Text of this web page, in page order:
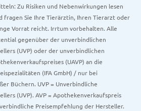
Zu Risiken und Nebenwirkungen lesen
fragen Sie Ihre Tierärztin, Ihren Tierarzt oder
Vorrat reicht. Irrtum vorbehalten. Alle
gegenüber der unverbindlichen
(UVP) oder der unverbindlichen
(UAVP) an die
(IFA GmbH) / nur bei
Büchern. UVP = Unverbindliche
(UVP). AVP = Apothekenverkaufspreis
Preisempfehlung der Hersteller.